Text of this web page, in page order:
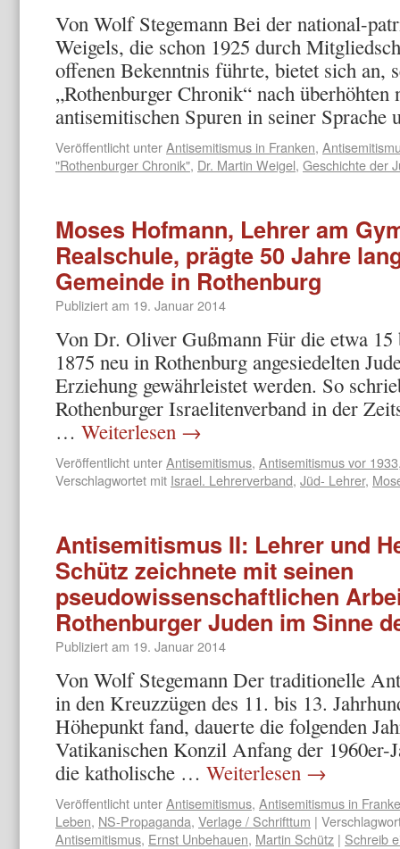
Von Wolf Stegemann Bei der national-
Weigels, die schon 1925 durch
offenen Bekenntnis führte, bietet sich an,
„Rothenburger Chronik“ nach
antisemitischen Spuren in seiner
Veröffentlicht unterAntisemitismus in Franken,
"Rothenburger Chronik", Dr. Martin Weigel, Geschichte der
Moses Hofmann, Lehrer am
Realschule, prägte 50 Jahre
Gemeinde in Rothenburg
Publiziert am 19. Januar 2014
Von Dr. Oliver Gußmann Für die etwa
1875 neu in Rothenburg angesiedelten
Erziehung gewährleistet werden. So
Rothenburger Israelitenverband in der
… Weiterlesen →
Veröffentlicht unterAntisemitismus, Antisemitismus vor 1933
Verschlagwortet mit Israel. Lehrerverband, Jüd- Lehrer,
Antisemitismus II: Lehrer und
Schütz zeichnete mit seinen
pseudowissenschaftlichen
Rothenburger Juden im Sinne
Publiziert am 19. Januar 2014
Von Wolf Stegemann Der traditionelle
in den Kreuzzügen des 11. bis 13.
Höhepunkt fand, dauerte die folgenden
Vatikanischen Konzil Anfang der 1960er-
die katholische … Weiterlesen →
Veröffentlicht unterAntisemitismus, Antisemitismus in
Leben, NS-Propaganda, Verlage / Schrifttum |
Antisemitismus, Ernst Unbehauen, Martin Schütz | Schreib